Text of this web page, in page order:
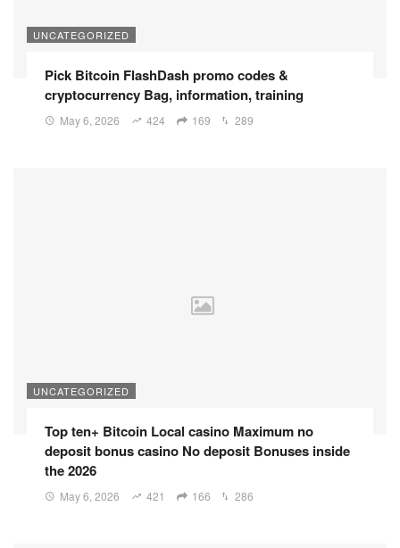
UNCATEGORIZED
Pick Bitcoin FlashDash promo codes &
cryptocurrency Bag, information, training
May 6, 2026 424 169 289
UNCATEGORIZED
Top ten+ Bitcoin Local casino Maximum no
deposit bonus casino No deposit Bonuses inside
the 2026
May 6, 2026 421 166 286